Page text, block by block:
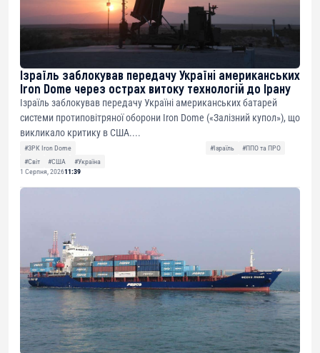
Ізраїль заблокував передачу Україні американських
Iron Dome через острах витоку технологій до Ірану
Ізраїль заблокував передачу Україні американських батарей
системи протиповітряної оборони Iron Dome («Залізний купол»), що
викликало критику в США....
#ЗРК Iron Dome #Ізраїль
#ППО та ПРО
#Світ
#США
#Україна
1 Серпня, 202611:39